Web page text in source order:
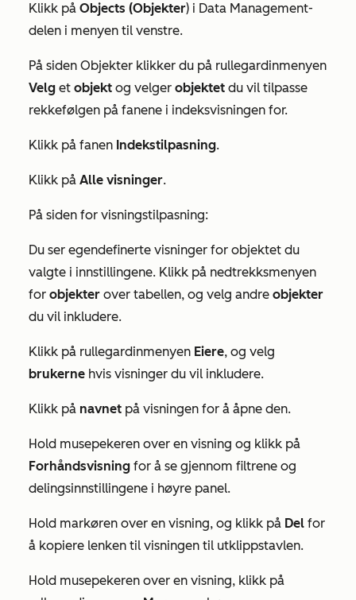
Klikk på Objects (Objekter) i Data Management-
delen i menyen til venstre.
På siden Objekter klikker du på rullegardinmenyen
Velg et objekt og velger objektet du vil tilpasse
rekkefølgen på fanene i indeksvisningen for.
Klikk på fanen Indekstilpasning.
Klikk på Alle visninger.
På siden for visningstilpasning:
Du ser egendefinerte visninger for objektet du
valgte i innstillingene. Klikk på nedtrekksmenyen
for objekter over tabellen, og velg andre objekter
du vil inkludere.
Klikk på rullegardinmenyen Eiere, og velg
brukerne hvis visninger du vil inkludere.
Klikk på navnet på visningen for å åpne den.
Hold musepekeren over en visning og klikk på
Forhåndsvisning for å se gjennom filtrene og
delingsinnstillingene i høyre panel.
Hold markøren over en visning, og klikk på Del for
å kopiere lenken til visningen til utklippstavlen.
Hold musepekeren over en visning, klikk på